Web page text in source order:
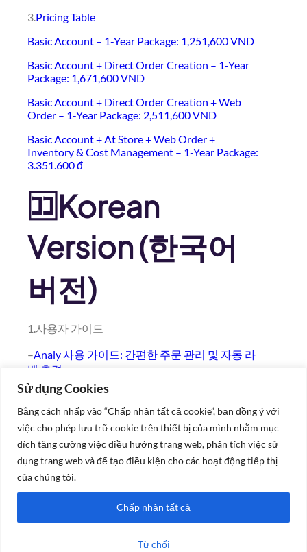
Sử dụng Cookies
Bằng cách nhấp vào “Chấp nhận tất cả cookie”, bạn đồng ý với
việc cho phép lưu trữ cookie trên thiết bị của mình nhằm mục
đích tăng cường việc điều hướng trang web, phân tích việc sử
dụng trang web và để tạo điều kiện cho các hoạt động tiếp thị
của chúng tôi.
Từ chối
Chấp nhận tất cả
3.Pricing Table
Basic Account – 1-Year Package: 1,251,600 VND
Basic Account + Direct Order Creation – 1-Year
Package: 1,671,600 VND
Basic Account + Direct Order Creation + Web
Order – 1-Year Package: 2,511,600 VND
Basic Account + At Store + Web Order +
Inventory & Cost Management – 1-Year Package:
3.351.600 đ
🈁Korean
Version (한국어
버전)
1.사용자 가이드
–Analy 사용 가이드: 간편한 주문 관리 및 자동 라
벨 출력
2.기능 소개
–
DeliveryK 자동 배달 주문 설정 가이드
–Food-app 주문 수신 및 자동 인쇄 가이드
3.요금표
http://m.me/173451619179449